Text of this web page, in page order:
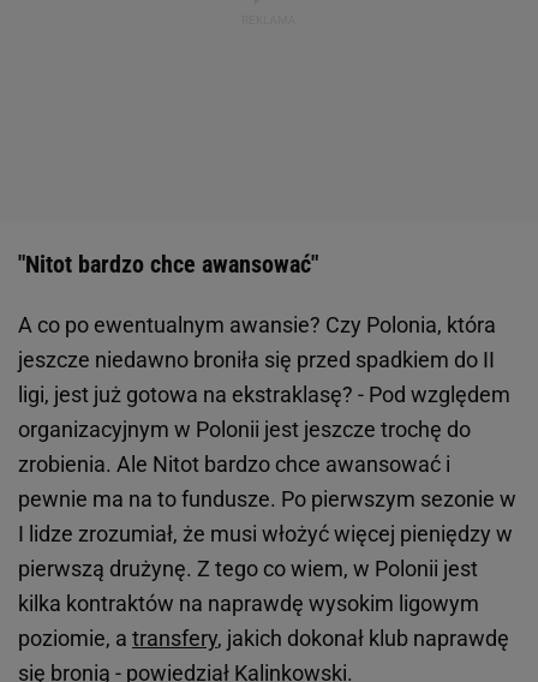
"Nitot bardzo chce awansować"
A co po ewentualnym awansie? Czy Polonia, która
jeszcze niedawno broniła się przed spadkiem do II
ligi, jest już gotowa na ekstraklasę? - Pod względem
organizacyjnym w Polonii jest jeszcze trochę do
zrobienia. Ale Nitot bardzo chce awansować i
pewnie ma na to fundusze. Po pierwszym sezonie w
I lidze zrozumiał, że musi włożyć więcej pieniędzy w
pierwszą drużynę. Z tego co wiem, w Polonii jest
kilka kontraktów na naprawdę wysokim ligowym
poziomie, a transfery, jakich dokonał klub naprawdę
się bronią - powiedział Kalinkowski.